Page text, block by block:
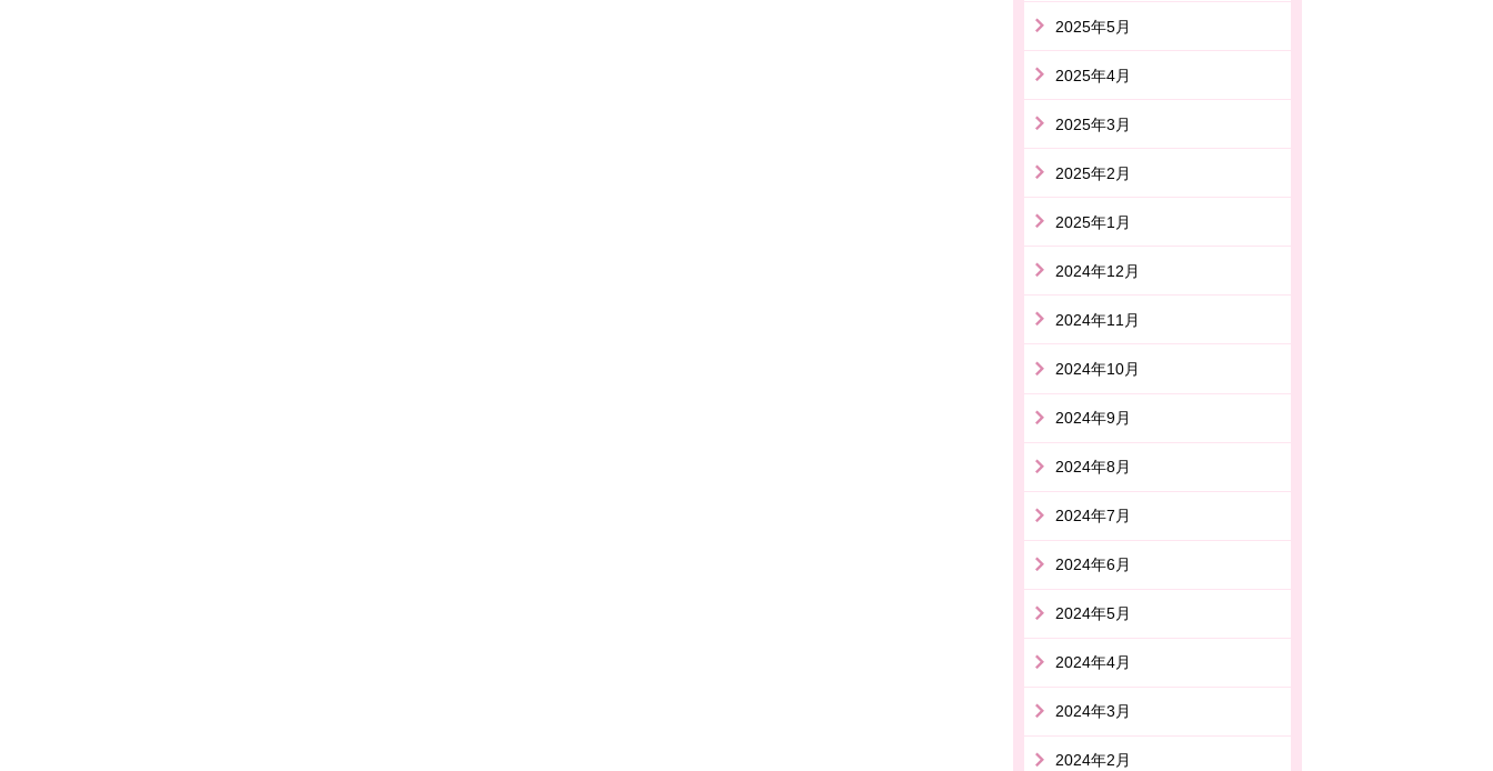
2025年5月
2025年4月
2025年3月
2025年2月
2025年1月
2024年12月
2024年11月
2024年10月
2024年9月
2024年8月
2024年7月
2024年6月
2024年5月
2024年4月
2024年3月
2024年2月